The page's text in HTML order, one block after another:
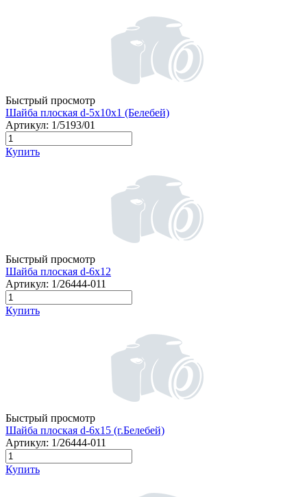
Быстрый просмотр
Шайба плоская d-5х10х1 (Белебей)
Артикул: 1/5193/01
Купить
Быстрый просмотр
Шайба плоская d-6х12
Артикул: 1/26444-011
Купить
Быстрый просмотр
Шайба плоская d-6х15 (г.Белебей)
Артикул: 1/26444-011
Купить